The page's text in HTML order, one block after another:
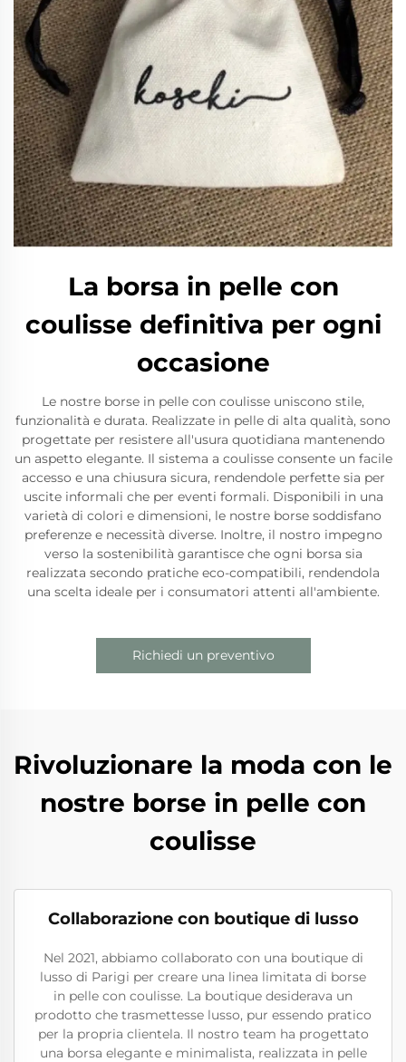
La borsa in pelle con
coulisse definitiva per ogni
occasione
Le nostre borse in pelle con coulisse uniscono stile,
funzionalità e durata. Realizzate in pelle di alta qualità, sono
progettate per resistere all'usura quotidiana mantenendo
un aspetto elegante. Il sistema a coulisse consente un facile
accesso e una chiusura sicura, rendendole perfette sia per
uscite informali che per eventi formali. Disponibili in una
varietà di colori e dimensioni, le nostre borse soddisfano
preferenze e necessità diverse. Inoltre, il nostro impegno
verso la sostenibilità garantisce che ogni borsa sia
realizzata secondo pratiche eco-compatibili, rendendola
una scelta ideale per i consumatori attenti all'ambiente.
Richiedi un preventivo
Rivoluzionare la moda con le
nostre borse in pelle con
coulisse
Collaborazione con boutique di lusso
Nel 2021, abbiamo collaborato con una boutique di
lusso di Parigi per creare una linea limitata di borse
in pelle con coulisse. La boutique desiderava un
prodotto che trasmettesse lusso, pur essendo pratico
per la propria clientela. Il nostro team ha progettato
una borsa elegante e minimalista, realizzata in pelle